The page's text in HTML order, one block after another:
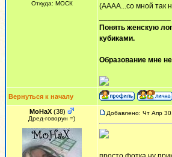
Откуда: МОСК
(АААА...со мной так
Понять женскую
кубиками.
Образование мне
Вернуться к началу
MoHaX (38)
Дред-говорун =)
Добавлено: Чт Апр